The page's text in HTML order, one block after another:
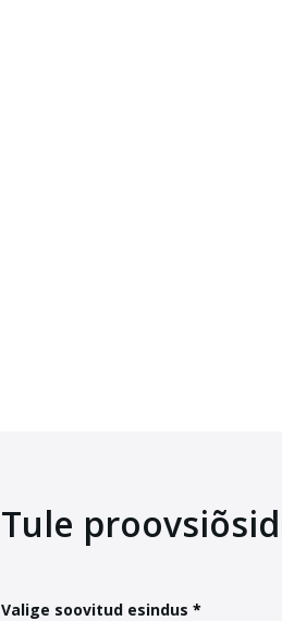
Tule
Valige soovitud esindus *